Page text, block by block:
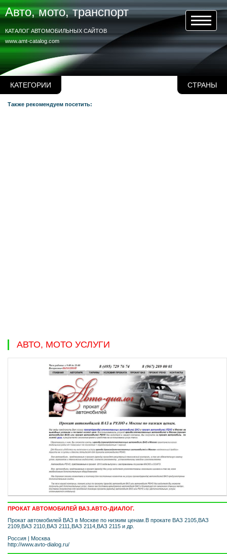
КАТЕГОРИИ СТРАНЫ
Авто, мото, транспорт
www.amt-catalog.com
КАТАЛОГ АВТОМОБИЛЬНЫХ САЙТОВ
Также рекомендуем посетить:
АВТО, МОТО УСЛУГИ
ПРОКАТ АВТОМОБИЛЕЙ ВАЗ.АВТО-ДИАЛОГ.
Прокат автомобилей ВАЗ в Москве по низким ценам.В прокате ВАЗ 2105,ВАЗ
2109,ВАЗ 2110,ВАЗ 2111,ВАЗ 2114,ВАЗ 2115 и др.
Россия | Москва
http://www.avto-dialog.ru/